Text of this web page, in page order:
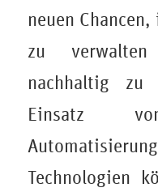
neuen
zu
nachhaltig zu
Einsatz
Technologien